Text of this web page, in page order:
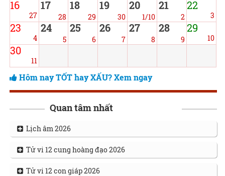
16
27
17
28
18
29
19
30
20
1/10
21
2
22
3
23
4
24
5
25
6
26
7
27
8
28
9
29
10
30
11
Hôm nay TỐT hay XẤU? Xem ngay
Quan tâm nhất
Lịch âm 2026
Tử vi 12 cung hoàng đạo 2026
Tử vi 12 con giáp 2026